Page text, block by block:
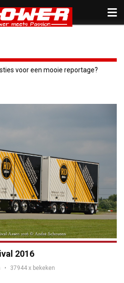
voor een mooie reportage?
2016
37944 x bekeken